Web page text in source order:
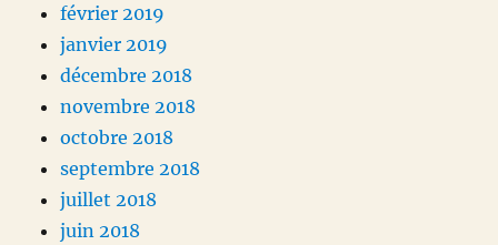
février 2019
janvier 2019
décembre 2018
novembre 2018
octobre 2018
septembre 2018
juillet 2018
juin 2018